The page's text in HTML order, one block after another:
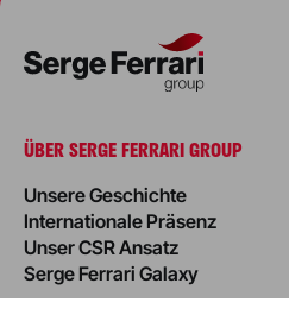
ÜBER SERGE FERRARI GROUP
Unsere Geschichte
Internationale Präsenz
Unser CSR Ansatz
Serge Ferrari Galaxy